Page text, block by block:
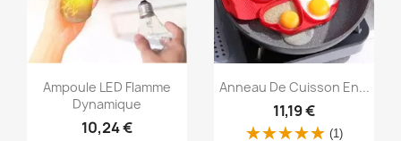
Aperçu rapide
Ampoule LED Flamme
Dynamique
10,24 €
Aperçu rapide
Anneau De Cuisson En...
11,19 €
(1)